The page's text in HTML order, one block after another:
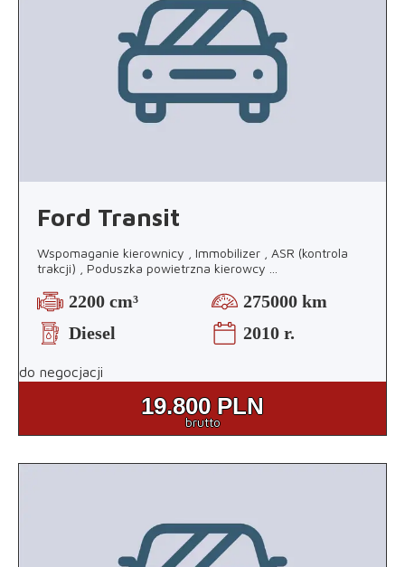
Ford Transit
Wspomaganie kierownicy , Immobilizer , ASR (kontrola
trakcji) , Poduszka powietrzna kierowcy
2200 cm³
275000 km
Diesel
2010 r.
do negocjacji
19.800 PLN
brutto